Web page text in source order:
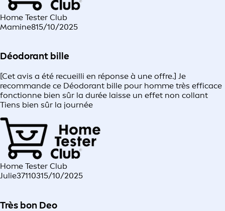
Home Tester Club
Mamine815/10/2025
Déodorant bille
[Cet avis a été recueilli en réponse à une offre.] Je
recommande ce Déodorant bille pour homme très efficace
fonctionne bien sûr la durée laisse un effet non collant
Tiens bien sûr la journée
Home Tester Club
Julie37110315/10/2025
Très bon Deo